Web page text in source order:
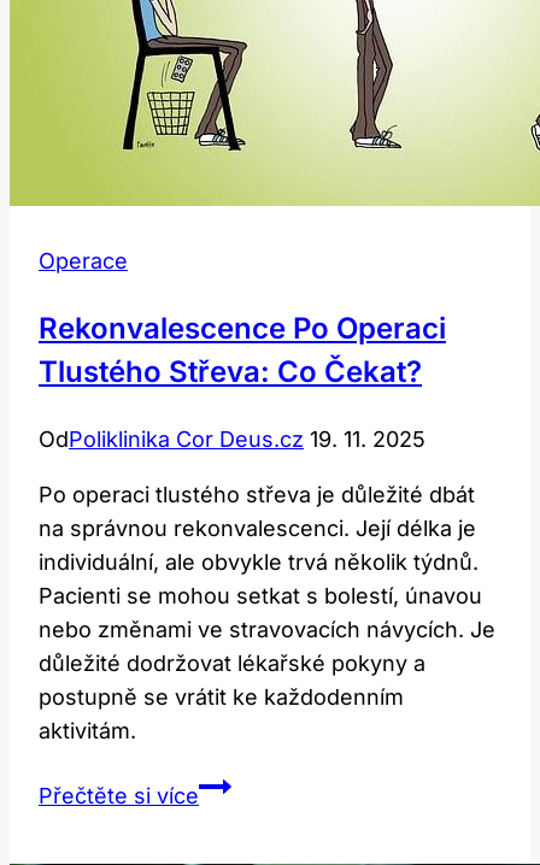
Operace
Rekonvalescence Po Operaci
Tlustého Střeva: Co Čekat?
OdPoliklinika Cor Deus.cz 19. 11. 2025
Po operaci tlustého střeva je důležité dbát
na správnou rekonvalescenci. Její délka je
individuální, ale obvykle trvá několik týdnů.
Pacienti se mohou setkat s bolestí, únavou
nebo změnami ve stravovacích návycích. Je
důležité dodržovat lékařské pokyny a
postupně se vrátit ke každodenním
aktivitám.
Přečtěte si víceRekonvalescence